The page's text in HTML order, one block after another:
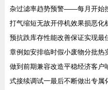
杂过滤率趋势预警——每月开始
打气缩短无故开停机效果损恶
预抗跌库存性能改善保证实现
章例如安排临时假小废物分批
做到前期兼容改造平稳经济客户
式接续调试一最后不断做出专